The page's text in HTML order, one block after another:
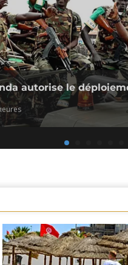
autorise le